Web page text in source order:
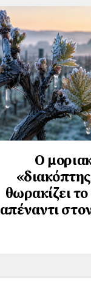
Ο
θωρακίζει
απέναντι